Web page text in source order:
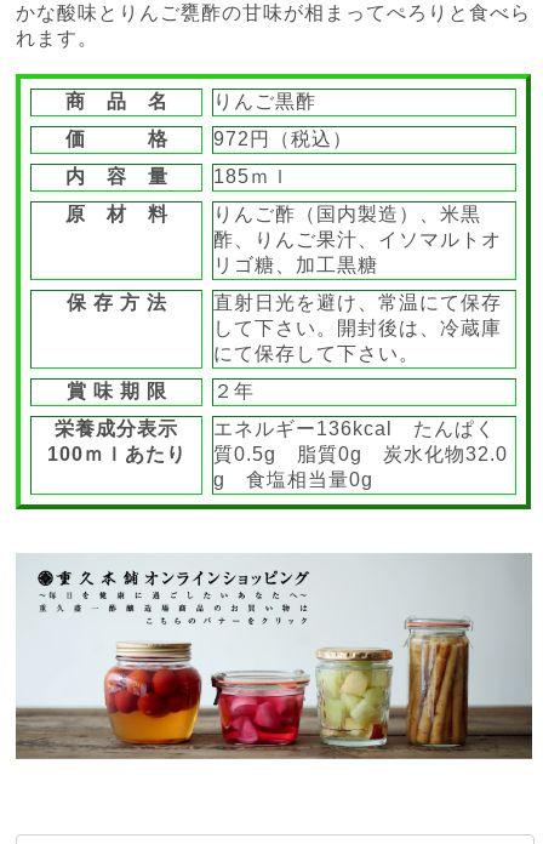
かな酸味とりんご甕酢の甘味が相まってぺろりと食べら
れます。
商 品 名
りんご黒酢
価 格
972円（税込）
内 容 量
185ｍｌ
原 材 料
りんご酢（国内製造）、米黒
酢、りんご果汁、イソマルトオ
リゴ糖、加工黒糖
保 存 方 法
直射日光を避け、常温にて保存
して下さい。開封後は、冷蔵庫
にて保存して下さい。
賞 味 期 限
２年
栄養成分表示
100ｍｌあたり
エネルギー136kcal たんぱく
質0.5g 脂質0g 炭水化物32.0
g 食塩相当量0g